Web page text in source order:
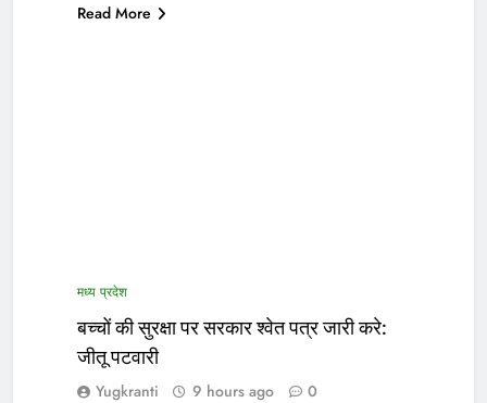
Read More
मध्य प्रदेश
बच्चों की सुरक्षा पर सरकार श्वेत पत्र जारी करे:
जीतू पटवारी
Yugkranti 9 hours ago
0